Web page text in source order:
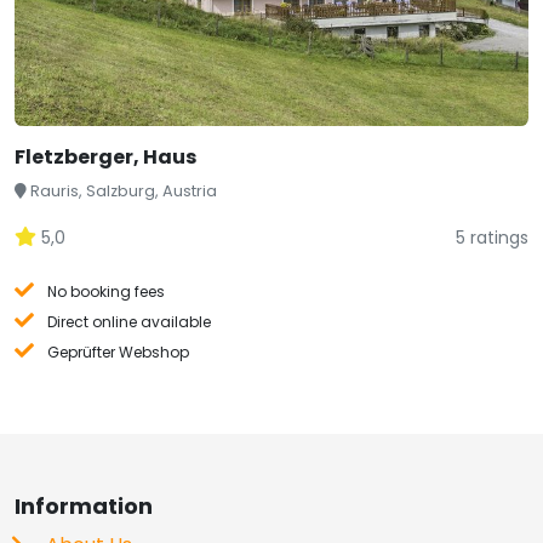
Fletzberger, Haus
Rauris, Salzburg, Austria
5,0 5 ratings
No booking fees
Direct online available
Geprüfter Webshop
Information